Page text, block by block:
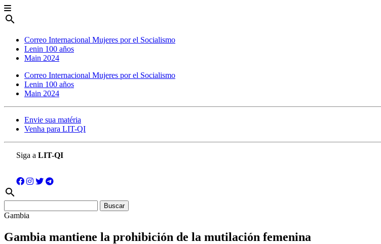
search
Correo Internacional Mujeres por el Socialismo
Lenin 100 años
Main 2024
Correo Internacional Mujeres por el Socialismo
Lenin 100 años
Main 2024
Envie sua matéria
Venha para LIT-QI
Siga a LIT-QI
search
Gambia
Gambia mantiene la prohibición de la mutilación femenina